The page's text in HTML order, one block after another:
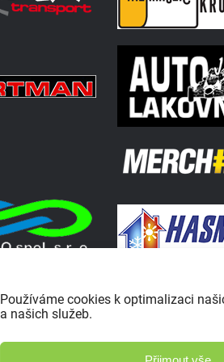
Používáme cookies k optimalizaci
a našich služeb.
Zásady ochrany